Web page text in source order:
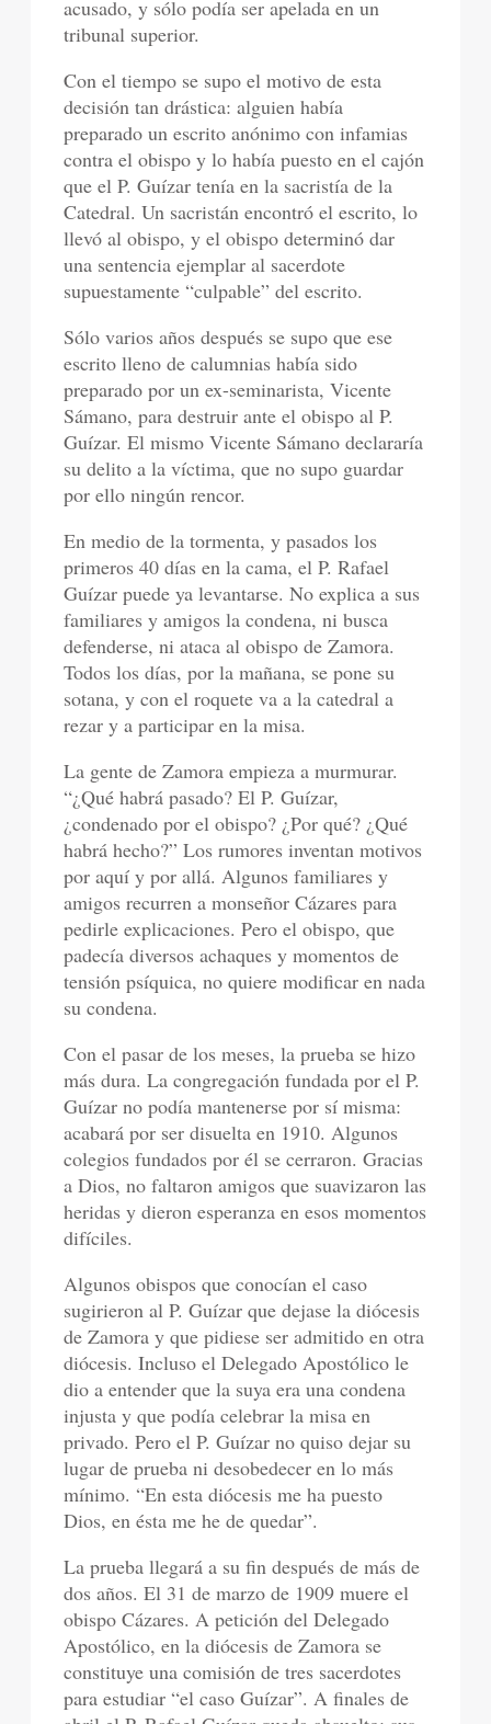
acusado, y sólo podía ser apelada en un
tribunal superior.
Con el tiempo se supo el motivo de esta
decisión tan drástica: alguien había
preparado un escrito anónimo con infamias
contra el obispo y lo había puesto en el cajón
que el P. Guízar tenía en la sacristía de la
Catedral. Un sacristán encontró el escrito, lo
llevó al obispo, y el obispo determinó dar
una sentencia ejemplar al sacerdote
supuestamente “culpable” del escrito.
Sólo varios años después se supo que ese
escrito lleno de calumnias había sido
preparado por un ex-seminarista, Vicente
Sámano, para destruir ante el obispo al P.
Guízar. El mismo Vicente Sámano declararía
su delito a la víctima, que no supo guardar
por ello ningún rencor.
En medio de la tormenta, y pasados los
primeros 40 días en la cama, el P. Rafael
Guízar puede ya levantarse. No explica a sus
familiares y amigos la condena, ni busca
defenderse, ni ataca al obispo de Zamora.
Todos los días, por la mañana, se pone su
sotana, y con el roquete va a la catedral a
rezar y a participar en la misa.
La gente de Zamora empieza a murmurar.
“¿Qué habrá pasado? El P. Guízar,
¿condenado por el obispo? ¿Por qué? ¿Qué
habrá hecho?” Los rumores inventan motivos
por aquí y por allá. Algunos familiares y
amigos recurren a monseñor Cázares para
pedirle explicaciones. Pero el obispo, que
padecía diversos achaques y momentos de
tensión psíquica, no quiere modificar en nada
su condena.
Con el pasar de los meses, la prueba se hizo
más dura. La congregación fundada por el P.
Guízar no podía mantenerse por sí misma:
acabará por ser disuelta en 1910. Algunos
colegios fundados por él se cerraron. Gracias
a Dios, no faltaron amigos que suavizaron las
heridas y dieron esperanza en esos momentos
difíciles.
Algunos obispos que conocían el caso
sugirieron al P. Guízar que dejase la diócesis
de Zamora y que pidiese ser admitido en otra
diócesis. Incluso el Delegado Apostólico le
dio a entender que la suya era una condena
injusta y que podía celebrar la misa en
privado. Pero el P. Guízar no quiso dejar su
lugar de prueba ni desobedecer en lo más
mínimo. “En esta diócesis me ha puesto
Dios, en ésta me he de quedar”.
La prueba llegará a su fin después de más de
dos años. El 31 de marzo de 1909 muere el
obispo Cázares. A petición del Delegado
Apostólico, en la diócesis de Zamora se
constituye una comisión de tres sacerdotes
para estudiar “el caso Guízar”. A finales de